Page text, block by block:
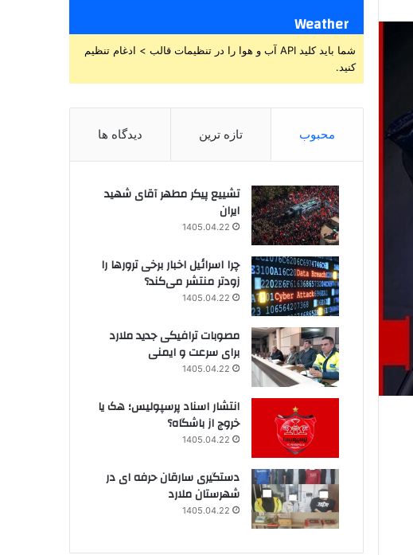
Weather
شما باید کلید API آب و هوا را در تنظیمات قالب > ادغام تنظیم
کنید.
محبوب تازه ترین دیدگاه ها
تشییع پیکر مطهر آقای شهید
ایران
1405.04.22
چرا اسرائیل اخبار برخی ترورها را
زودتر منتشر می‌کند؟
1405.04.22
مصوبات ترافیکی جدید ملارد
برای سرعت و ایمنی
1405.04.22
انتشار اسناد پرسپولیس؛ هک یا
خروج از باشگاه؟
1405.04.22
دستگیری سارقان حرفه ای در
شهرستان ملارد
1405.04.22